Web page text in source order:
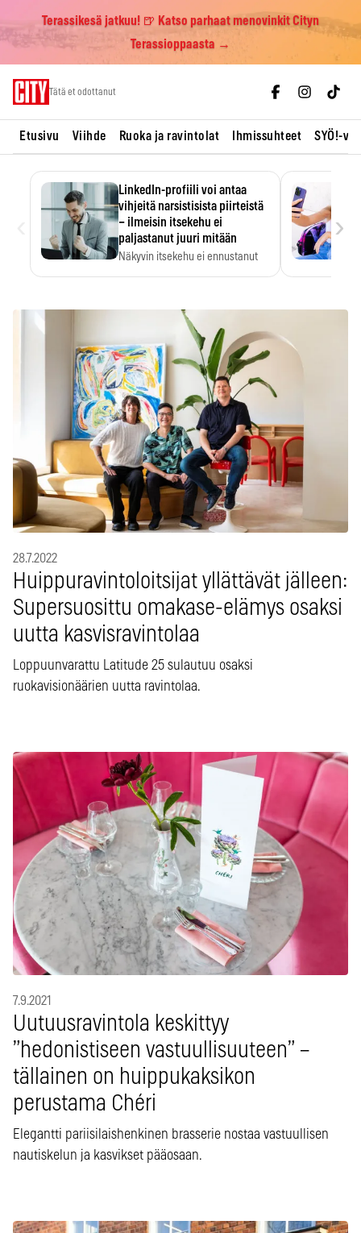
Terassikesä jatkuu! 🍺 Katso parhaat menovinkit Cityn
Terassioppaasta →
Tätä et odottanut
Etusivu Viihde Ruoka ja ravintolat Ihmissuhteet SYÖ!-
LinkedIn-profiili voi antaa
vihjeitä narsistisista piirteistä
– ilmeisin itsekehu ei
paljastanut juuri mitään
Näkyvin itsekehu ei ennustanut
›
28.7.2022
Huippuravintoloitsijat yllättävät jälleen:
Supersuosittu omakase-elämys osaksi
uutta kasvisravintolaa
Loppuunvarattu Latitude 25 sulautuu osaksi
ruokavisionäärien uutta ravintolaa.
7.9.2021
Uutuusravintola keskittyy
”hedonistiseen vastuullisuuteen” –
tällainen on huippukaksikon
perustama Chéri
Elegantti pariisilaishenkinen brasserie nostaa vastuullisen
nautiskelun ja kasvikset pääosaan.